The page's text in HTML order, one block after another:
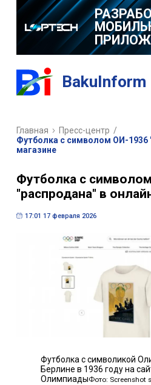
BakuInform
Главная Пресс-центр /
Футболка с символом ОИ-1936
магазине
Футболка с
"распродана" в
17:01 17 февраля 2026
Футболка с символикой
Берлине в 1936 году на
ОлимпиадыФото: Screenshot